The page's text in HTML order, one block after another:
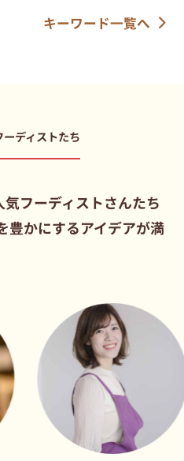
キーワード一覧へ
ーディストたち
フーディストさんたち
豊かにするアイデアが満